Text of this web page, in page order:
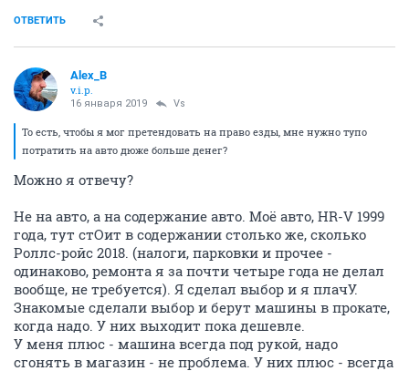
ОТВЕТИТЬ
Alex_B
v.i.p.
16 января 2019 Vs
То есть, чтобы я мог претендовать на право езды, мне нужно тупо
потратить на авто дюже больше денег?
Можно я отвечу?
Не на авто, а на содержание авто. Моё авто, HR-V 1999
года, тут стОит в содержании столько же, сколько
Роллс-ройс 2018. (налоги, парковки и прочее -
одинаково, ремонта я за почти четыре года не делал
вообще, не требуется). Я сделал выбор и я плачУ.
Знакомые сделали выбор и берут машины в прокате,
когда надо. У них выходит пока дешевле.
У меня плюс - машина всегда под рукой, надо
сгонять в магазин - не проблема. У них плюс - всегда